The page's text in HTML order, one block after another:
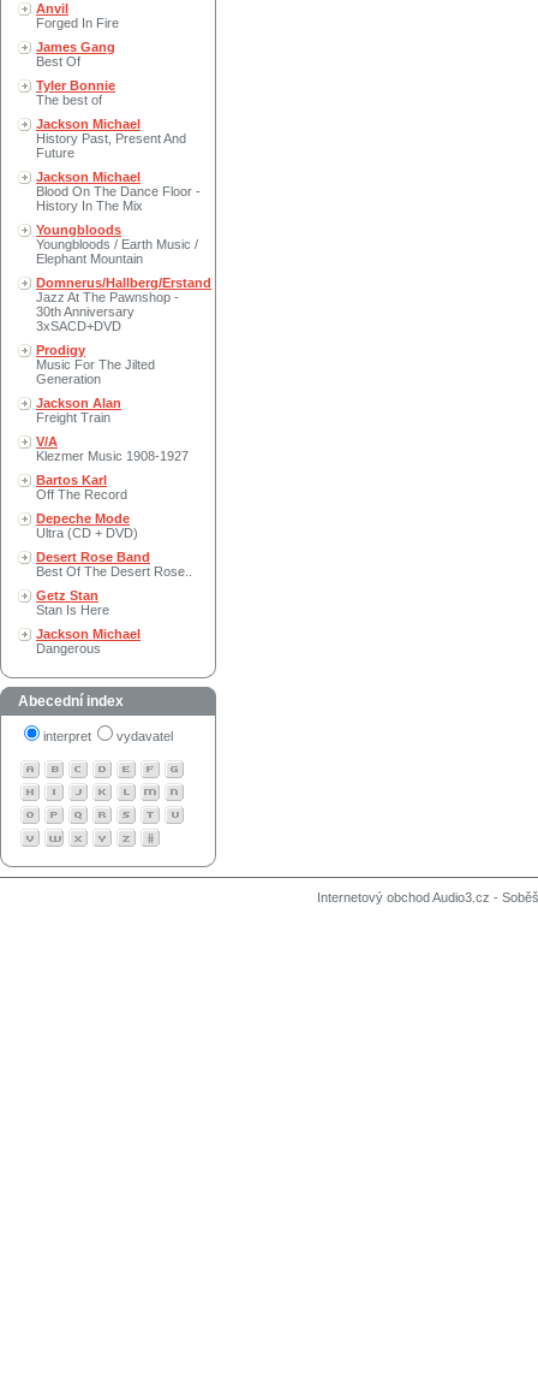
Anvil
Forged In Fire
James Gang
Best Of
Tyler Bonnie
The best of
Jackson Michael
History Past, Present And
Future
Jackson Michael
Blood On The Dance Floor -
History In The Mix
Youngbloods
Youngbloods / Earth Music /
Elephant Mountain
Domnerus/Hallberg/Erstand
Jazz At The Pawnshop -
30th Anniversary
3xSACD+DVD
Prodigy
Music For The Jilted
Generation
Jackson Alan
Freight Train
V/A
Klezmer Music 1908-1927
Bartos Karl
Off The Record
Depeche Mode
Ultra (CD + DVD)
Desert Rose Band
Best Of The Desert Rose..
Getz Stan
Stan Is Here
Jackson Michael
Dangerous
Abecední index
interpret vydavatel
Internetový obchod Audio3.cz -